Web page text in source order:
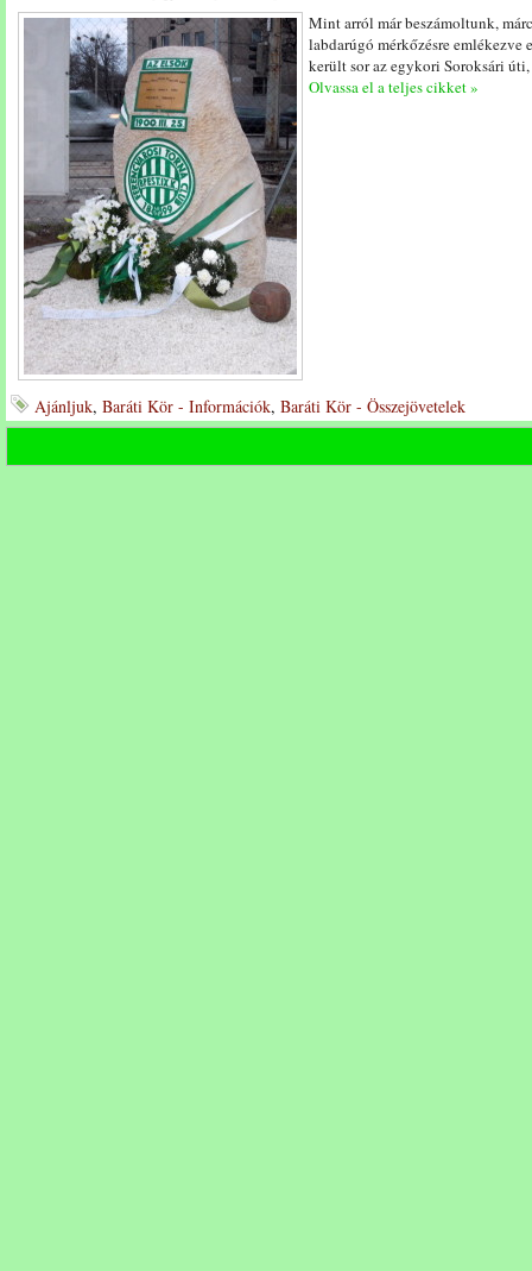
Mint arról már beszámoltunk,
labdarúgó mérkőzésre emlékezve
került sor az egykori Soroksári
Olvassa el a teljes cikket »
Ajánljuk, Baráti Kör - Információk, Baráti Kör - Összejövetelek